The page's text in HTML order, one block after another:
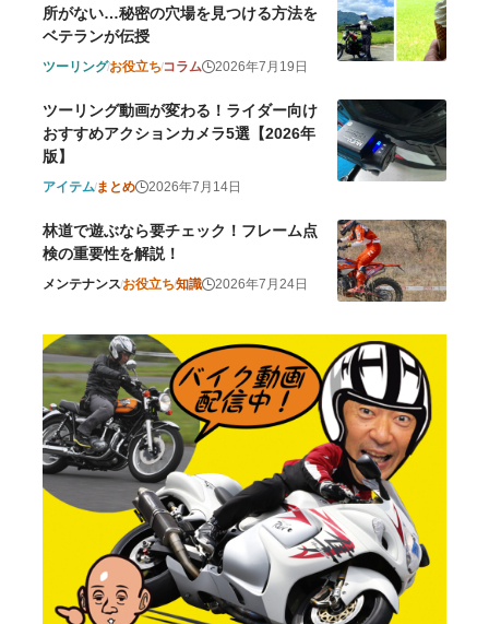
所がない…秘密の穴場を見つける方法を
ベテランが伝授
ツーリングお役立ちコラム 2026年7月19日
ツーリング動画が変わる！ライダー向け
おすすめアクションカメラ5選【2026年
版】
アイテムまとめ 2026年7月14日
林道で遊ぶなら要チェック！フレーム点
検の重要性を解説！
メンテナンスお役立ち知識 2026年7月24日